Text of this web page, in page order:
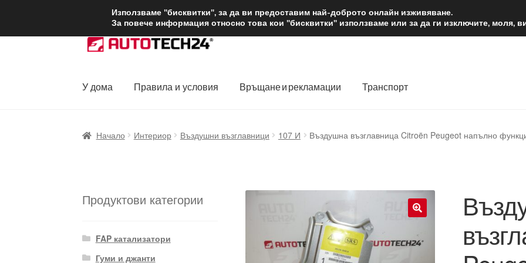
ДОСТАВКА от 12 лв.
Skip
to
Skip
to
У дома Правила и условия Връщане и рекламации Транспорт
Начало Интериор Въздушни възглавници 107 И Въздушна възглавница Citroën Peugeot напълно
Продуктови категории
FAP катализатори
Гуми и джанти
Използваме "бисквитки", за да ви предоставим най-доброто онлайн изживяване.
За повече информация относно това кои "бисквитки" използваме или за да ги изключите, моля,